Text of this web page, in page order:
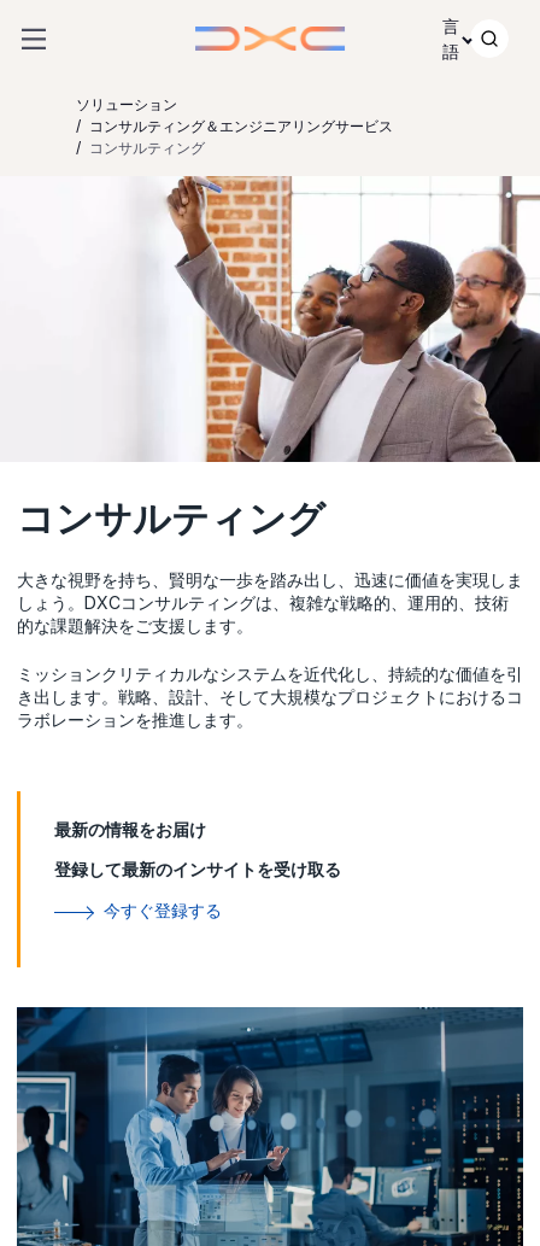
言
語
ソリューション
コンサルティング＆エンジニアリングサービス
コンサルティング
コンサルティング
大きな視野を持ち、賢明な一歩を踏み出し、迅速に価値を実現しま
しょう。DXCコンサルティングは、複雑な戦略的、運用的、技術
的な課題解決をご支援します。
ミッションクリティカルなシステムを近代化し、持続的な価値を引
き出します。戦略、設計、そして大規模なプロジェクトにおけるコ
ラボレーションを推進します。
最新の情報をお届け
登録して最新のインサイトを受け取る
今すぐ登録する